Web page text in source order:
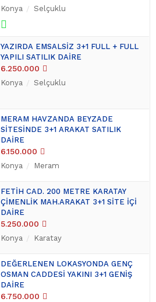
Konya Selçuklu
YAZIRDA EMSALSİZ 3+1 FULL + FULL
YAPILI SATILIK DAİRE
6.250.000
Konya Selçuklu
MERAM HAVZANDA BEYZADE
SİTESİNDE 3+1 ARAKAT SATILIK
DAİRE
6.150.000
Konya Meram
FETİH CAD. 200 METRE KARATAY
ÇİMENLİK MAH.ARAKAT 3+1 SİTE İÇİ
DAİRE
5.250.000
Konya Karatay
DEĞERLENEN LOKASYONDA GENÇ
OSMAN CADDESİ YAKINI 3+1 GENİŞ
DAİRE
6.750.000